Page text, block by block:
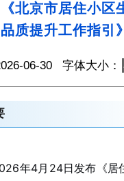
北京市居住小区
质提升工作指引
06-30 字体大小：
年4月24日发布《居